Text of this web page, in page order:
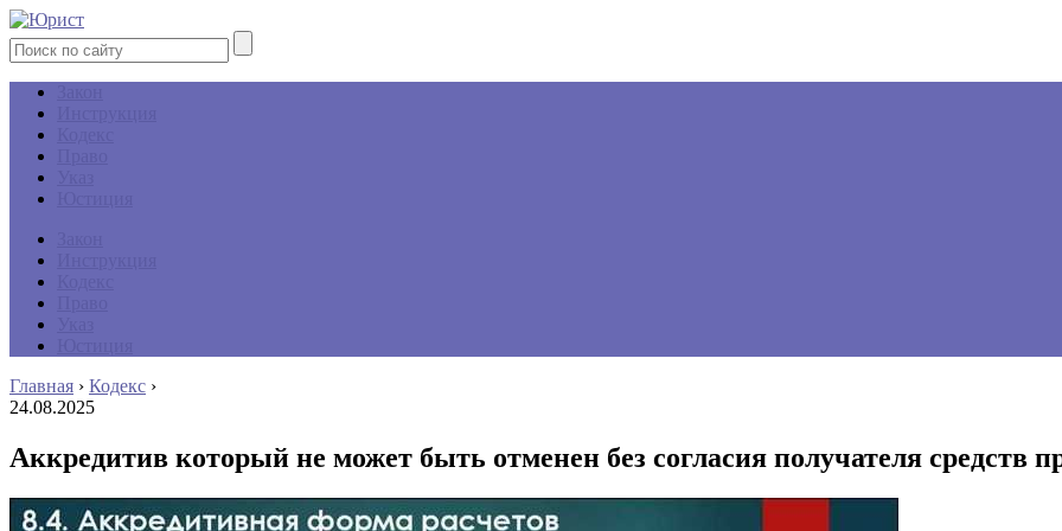
Главная › Кодекс ›
24.08.2025
Аккредитив который не может быть отменен без согласия получателя средств